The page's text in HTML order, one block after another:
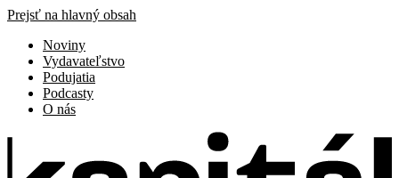
Prejsť na hlavný obsah
Noviny
Vydavateľstvo
Podujatia
Podcasty
O nás